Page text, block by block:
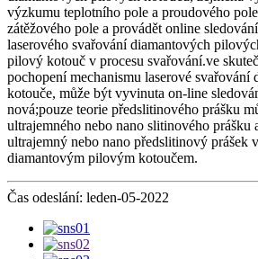
výzkumu teplotního pole a proudového
zátěžového pole a provádět online
laserového svařování diamantových
pilový kotouč v procesu svařování.ve
pochopení mechanismu laserové svařování
kotouče, může být vyvinuta on-line
nová;pouze teorie předslitinového prášku
ultrajemného nebo nano slitinového prášku
ultrajemný nebo nano předslitinový prášek
diamantovým pilovým kotoučem.
Čas odeslání: leden-05-2022